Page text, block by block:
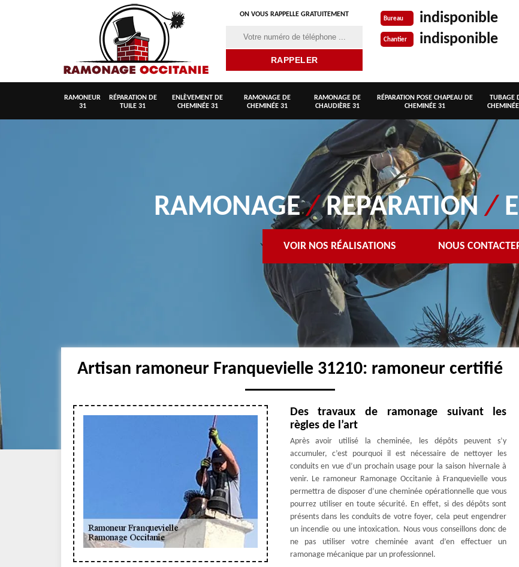
ON VOUS RAPPELLE GRATUITEMENT
Bureau indisponible
Chantier indisponible
RAMONEUR
31
RÉPARATION DE
TUILE 31
ENLÈVEMENT DE
CHEMINÉE 31
RAMONAGE DE
CHEMINÉE 31
RAMONAGE DE
CHAUDIÈRE 31
RÉPARATION POSE CHAPEAU DE
CHEMINÉE 31
TUBAGE
RAMONAGE/REPARATION/
VOIR NOS RÉALISATIONS NOUS
Artisan ramoneur Franquevielle 31210: ramoneur certifié
Des travaux de ramonage suivant les
règles de l’art
Après avoir utilisé la cheminée, les dépôts peuvent s’y
accumuler, c’est pourquoi il est nécessaire de nettoyer les
conduits en vue d’un prochain usage pour la saison hivernale à
venir. Le ramoneur Ramonage Occitanie à Franquevielle vous
permettra de disposer d’une cheminée opérationnelle que vous
pourrez utiliser en toute sécurité. En effet, si des dépôts sont
présents dans les conduits de votre foyer, cela peut engendrer
un incendie ou une intoxication. Nous vous conseillons donc de
ne pas utiliser votre cheminée avant d’en effectuer un
ramonage mécanique par un professionnel.